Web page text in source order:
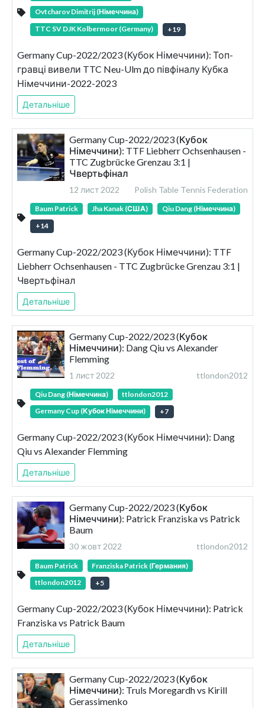
Ovtcharov Dimitrij (Німеччина)
TTC SV DJK Kolbermoor (Germany)
+19
Germany Cup-2022/2023 (Кубок Німеччини): Топ-
гравці вивели TTC Neu-Ulm до півфіналу Кубка
Німеччини-2022-2023
Детальніше
Germany Cup-2022/2023 (Кубок
Німеччини): TTF Liebherr Ochsenhausen -
TTC Zugbrücke Grenzau 3:1 |
Чвертьфінал
12 лист 2022 Polish Table Tennis Federation
Baum Patrick Jha Kanak (США)
Qiu Dang (Німеччина)
+14
Germany Cup-2022/2023 (Кубок Німеччини): TTF
Liebherr Ochsenhausen - TTC Zugbrücke Grenzau 3:1 |
Чвертьфінал
Детальніше
Germany Cup-2022/2023 (Кубок
Німеччини): Dang Qiu vs Alexander
Flemming
1 лист 2022 ttlondon2012
Qiu Dang (Німеччина)
ttlondon2012
Germany Cup (Кубок Німеччини)
+7
Germany Cup-2022/2023 (Кубок Німеччини): Dang
Qiu vs Alexander Flemming
Детальніше
Germany Cup-2022/2023 (Кубок
Німеччини): Patrick Franziska vs Patrick
Baum
30 жовт 2022 ttlondon2012
Baum Patrick
Franziska Patrick (Германия)
ttlondon2012
+5
Germany Cup-2022/2023 (Кубок Німеччини): Patrick
Franziska vs Patrick Baum
Детальніше
Germany Cup-2022/2023 (Кубок
Німеччини): Truls Moregardh vs Kirill
Gerassimenko